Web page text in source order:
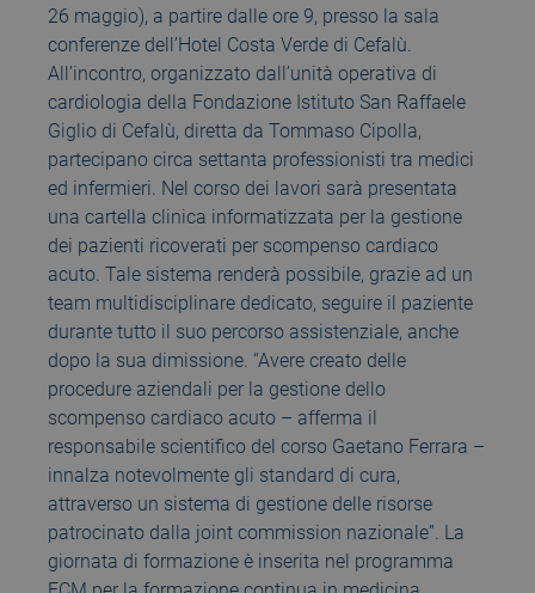
26 maggio), a partire dalle ore 9, presso la sala
conferenze dell’Hotel Costa Verde di Cefalù.
All’incontro, organizzato dall’unità operativa di
cardiologia della Fondazione Istituto San Raffaele
Giglio di Cefalù, diretta da Tommaso Cipolla,
partecipano circa settanta professionisti tra medici
ed infermieri. Nel corso dei lavori sarà presentata
una cartella clinica informatizzata per la gestione
dei pazienti ricoverati per scompenso cardiaco
acuto. Tale sistema renderà possibile, grazie ad un
team multidisciplinare dedicato, seguire il paziente
durante tutto il suo percorso assistenziale, anche
dopo la sua dimissione. “Avere creato delle
procedure aziendali per la gestione dello
scompenso cardiaco acuto – afferma il
responsabile scientifico del corso Gaetano Ferrara –
innalza notevolmente gli standard di cura,
attraverso un sistema di gestione delle risorse
patrocinato dalla joint commission nazionale”. La
giornata di formazione è inserita nel programma